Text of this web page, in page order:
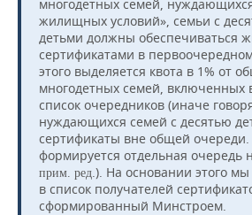
многодетных семей,
жилищных условий», семьи с
детьми должны обеспечиваться
сертификатами в
этого выделяется квота в 1% от
многодетных семей,
список очередников (иначе
нуждающихся семей с десятью
сертификаты вне общей
формируется отдельная
прим. ред.). На основании этого
в список получателей
сформированный Минстроем.